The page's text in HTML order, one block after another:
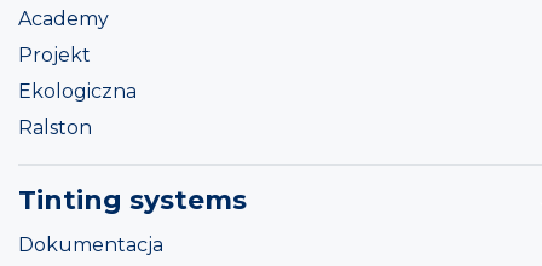
Academy
Projekt
Ekologiczna
Ralston
Tinting systems
Dokumentacja